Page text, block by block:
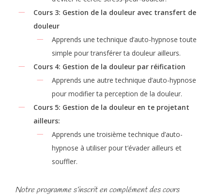
Cours 3: Gestion de la douleur avec transfert de
douleur
Apprends une technique d’auto-hypnose toute
simple pour transférer ta douleur ailleurs.
Cours 4: Gestion de la douleur par réification
Apprends une autre technique d’auto-hypnose
pour modifier ta perception de la douleur.
Cours 5: Gestion de la douleur en te projetant
ailleurs:
Apprends une troisième technique d’auto-
hypnose à utiliser pour t’évader ailleurs et
souffler.
Notre programme s’inscrit en complément des cours